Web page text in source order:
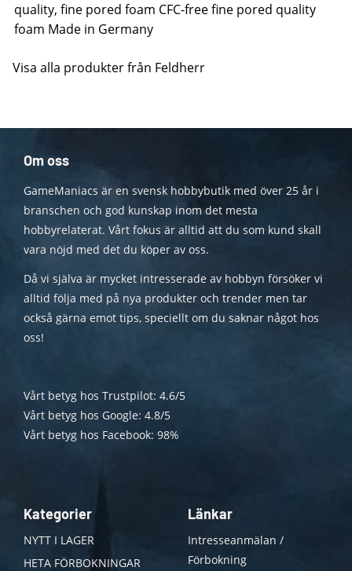
quality, fine pored foam CFC-free fine pored quality
foam Made in Germany
Visa alla produkter från Feldherr
Om oss
GameManiacs är en svensk hobbybutik med över 25 år i
branschen och god kunskap inom det mesta
hobbyrelaterat. Vårt fokus är alltid att du som kund skall
vara nöjd med det du köper av oss.
Då vi själva är mycket intresserade av hobbyn försöker vi
alltid följa med på nya produkter och trender men tar
också gärna emot tips, speciellt om du saknar något hos
oss!
Vårt betyg hos Trustpilot: 4.6/5
Vårt betyg hos Google: 4.8/5
Vårt betyg hos Facebook: 98%
Kategorier
NYTT I LAGER
HETA FÖRBOKNINGAR
Länkar
Intresseanmälan /
Förbokning